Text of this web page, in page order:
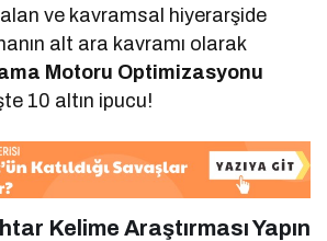
ve kavramsal hiyerarşide
alt ara kavramı olarak
Motoru Optimizasyonu
10 altın ipucu!
Kelime Araştırması Yapın